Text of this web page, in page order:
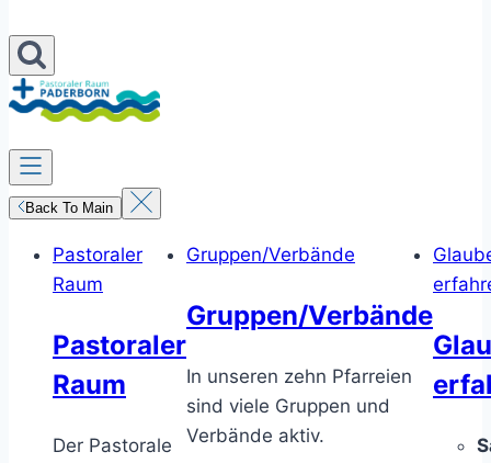
Back To Main
Pastoraler
Raum
Pastoraler
Raum
Der Pastorale
Gruppen/Verbände
Gruppen/Verbände
In unseren zehn Pfarreien
sind viele Gruppen und
Verbände aktiv.